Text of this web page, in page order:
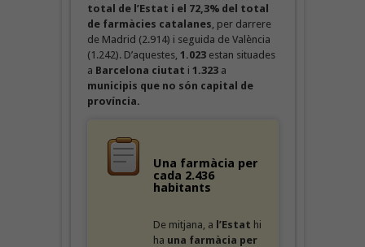
total de l’Estat i el 72,3% del total
de farmàcies catalanes , per darrere
de Madrid (2.914) i seguida de València
(1.242). D’aquestes, 1.023 estan situades
a Barcelona ciutat i 1.323 a
municipis que no són capital de
província.
Una farmàcia per
cada 2.436
habitants
De mitjana, a l’Estat hi
ha una farmàcia per